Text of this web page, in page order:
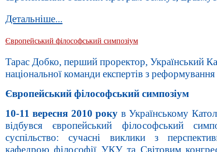
Детальніше...
Європейський філософський симпозіум
Тарас Добко, перший проректор, Український
національної команди експертів з
Європейський філософський симпозіум
10-11 вересня 2010 року в Українському
відбувся європейський філософський
суспільство: сучасні виклики з
кафедрою філософії УКУ та Світовим